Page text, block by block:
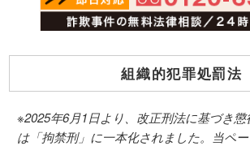
組織的犯罪処罰法
※2025年6月1日より、改正刑法に基づき
は「拘禁刑」に一本化されました。当ペ